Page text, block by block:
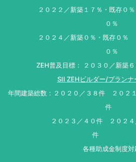
２０２２／新築１７％・既存０％
０％
２０２４／新築０％・既存０％ ２
０％
ZEH普及目標： ２０３０／新築
SII ZEHビルダー/プランナ
年間建築総数：２０２０／３８件 ２０２
件
２０２３／４０件 ２０２４／
件
各種助成金制度対